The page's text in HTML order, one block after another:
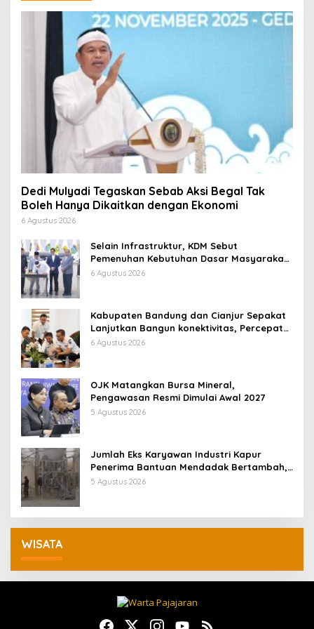
Dedi Mulyadi Tegaskan Sebab Aksi Begal Tak
Boleh Hanya Dikaitkan dengan Ekonomi
6 Agustus 2026
Selain Infrastruktur, KDM Sebut
Pemenuhan Kebutuhan Dasar Masyarakat
Jadi Fokus APBD Jabar 2027
6 Agustus 2026
Kabupaten Bandung dan Cianjur Sepakat
Lanjutkan Bangun konektivitas, Percepat
Pertumbuhan Ekonomi Daerah
6 Agustus 2026
OJK Matangkan Bursa Mineral,
Pengawasan Resmi Dimulai Awal 2027
5 Agustus 2026
Jumlah Eks Karyawan Industri Kapur
Penerima Bantuan Mendadak Bertambah,
KDM: Kita Identifikasi
5 Agustus 2026
WISATA